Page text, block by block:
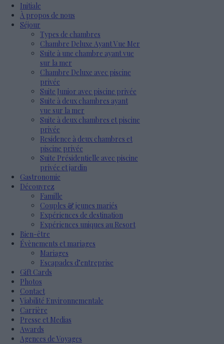
Initiale
À propos de nous
Séjour
Types de chambres
Chambre Deluxe Ayant Vue Mer
Suite à une chambre ayant vue
sur la mer
Chambre Deluxe avec piscine
privée
Suite Junior avec piscine privée
Suite à deux chambres ayant
vue sur la mer
Suite à deux chambres et piscine
privée
Residence à deux chambres et
piscine privée
Suite Présidentielle avec piscine
privée et jardin
Gastronomie
Découvrez
Famille
Couples & jeunes mariés
Expériences de destination
Expériences uniques au Resort
Bien-être
Évènements et mariages
Mariages
Escapades d’entreprise
Gift Cards
Photos
Contact
Viabilité Environnementale
Carrière
Presse et Medias
Awards
Agences de Voyages